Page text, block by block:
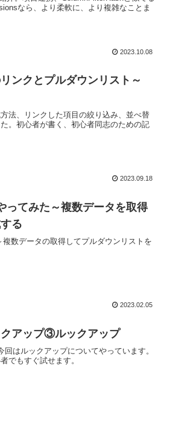
なら、より柔軟に、より複雑なことま
2023.10.08
ンクとプルダウンリスト～
法、リンクした項目の絞り込み、並べ替
。初心者が書く、初心者同志のための記
2023.09.18
ってみた～複数データを取得
る
数データの取得してプルダウンリストを
2023.02.05
アップ③ルックアップ
はルックアップについてやっています。
でもすぐ試せます。